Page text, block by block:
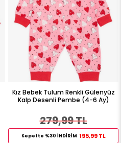
Kız Bebek Tulum Renkli Gülenyüz
Kalp Desenli Pembe (4-6 Ay)
279,99 TL
Sepette %30 İNDİRİM 195,99 TL